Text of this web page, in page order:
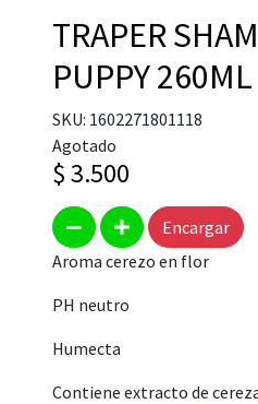
TRAPER
PUPPY 260ML
SKU: 1602271801118
Agotado
$ 3.500
Encargar
Aroma cerezo en flor
PH neutro
Humecta
Contiene extracto de